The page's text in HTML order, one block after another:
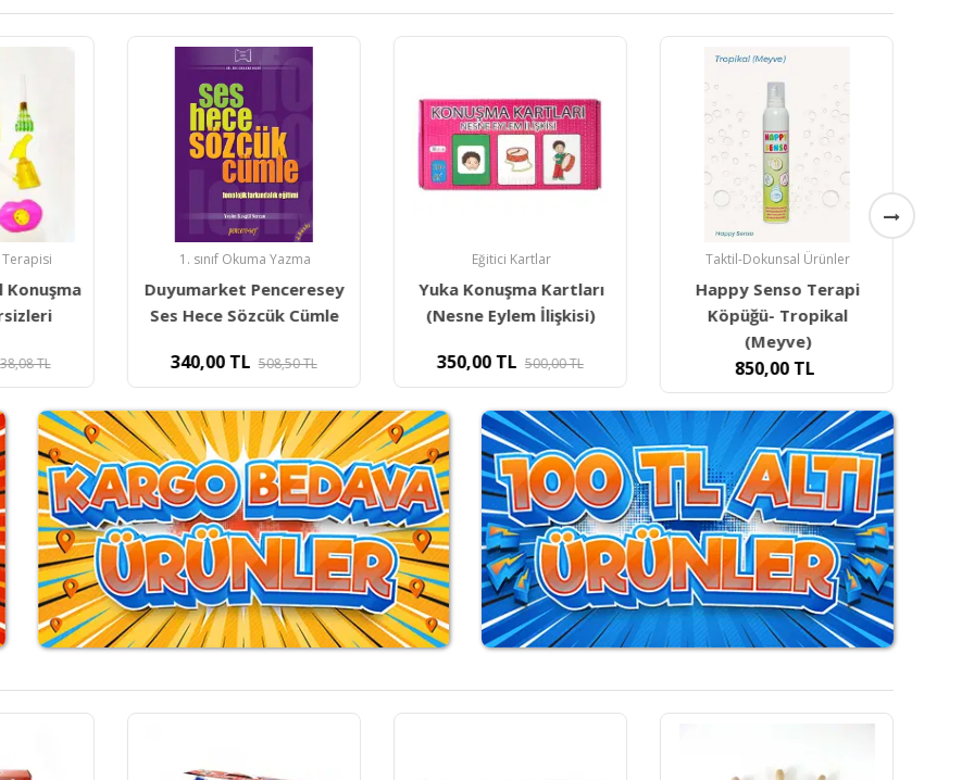
TL
1. sınıf Okuma Yazma
Duyumarket Penceresey
Ses Hece Sözcük Cümle
340,00TL 508,50TL
Eğitici Kartlar
Yuka Konuşma Kartları
(Nesne Eylem İlişkisi)
350,00TL 500,00TL
Taktil-Dokunsal Ürünler
Happy Senso Terapi
Köpüğü- Tropikal
(Meyve)
850,00TL